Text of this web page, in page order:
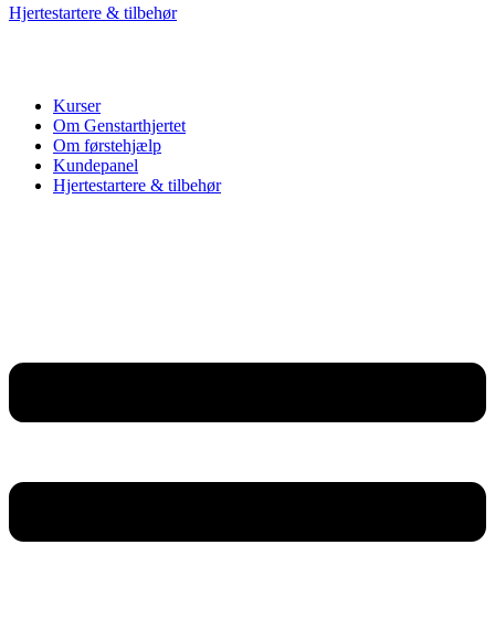
Hjertestartere & tilbehør
Kurser
Om Genstarthjertet
Om førstehjælp
Kundepanel
Hjertestartere & tilbehør